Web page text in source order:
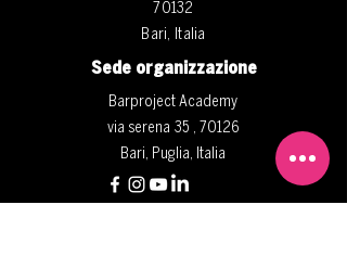
70132
Bari, Italia
Sede organizzazione
Barproject Academy
via serena 35 , 70126
Bari, Puglia, Italia